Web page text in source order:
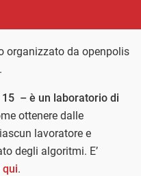
organizzato da openpolis
.
– è un laboratorio di
ottenere dalle
lavoratore e
degli algoritmi. E’
qui.